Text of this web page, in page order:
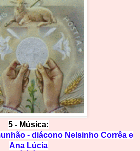
5- Música:
- diácono Nelsinho Corrêa e
Ana Lúcia